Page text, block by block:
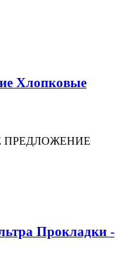
Хлопковые
ПРЕДЛОЖЕНИЕ
Прокладки -